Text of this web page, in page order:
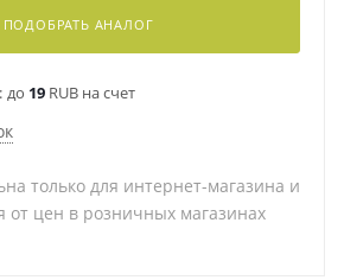
ПОДОБРАТЬ АНАЛОГ
до 19 RUB на счет
только для интернет-магазина и
от цен в розничных магазинах